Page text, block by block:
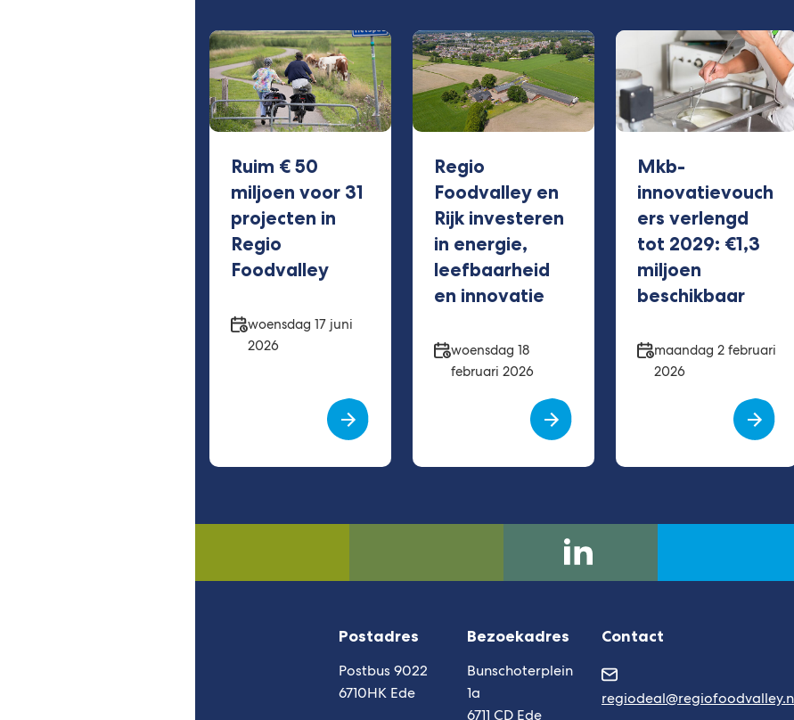
Ruim € 50
miljoen voor 31
projecten in
Regio
Foodvalley
Datum
woensdag 17 juni
2026
Regio
Foodvalley en
Rijk investeren
in energie,
leefbaarheid
en innovatie
Datum
woensdag 18
februari 2026
Mkb-
innovatievouch
ers verlengd
tot 2029: €1,3
miljoen
beschikbaar
Datum
maandag 2 februari
2026
regio-
(Verwijst
externe
website)
Postadres
Postbus 9022
6710HK Ede
Bezoekadres
Bunschoterplein
1a
Contact